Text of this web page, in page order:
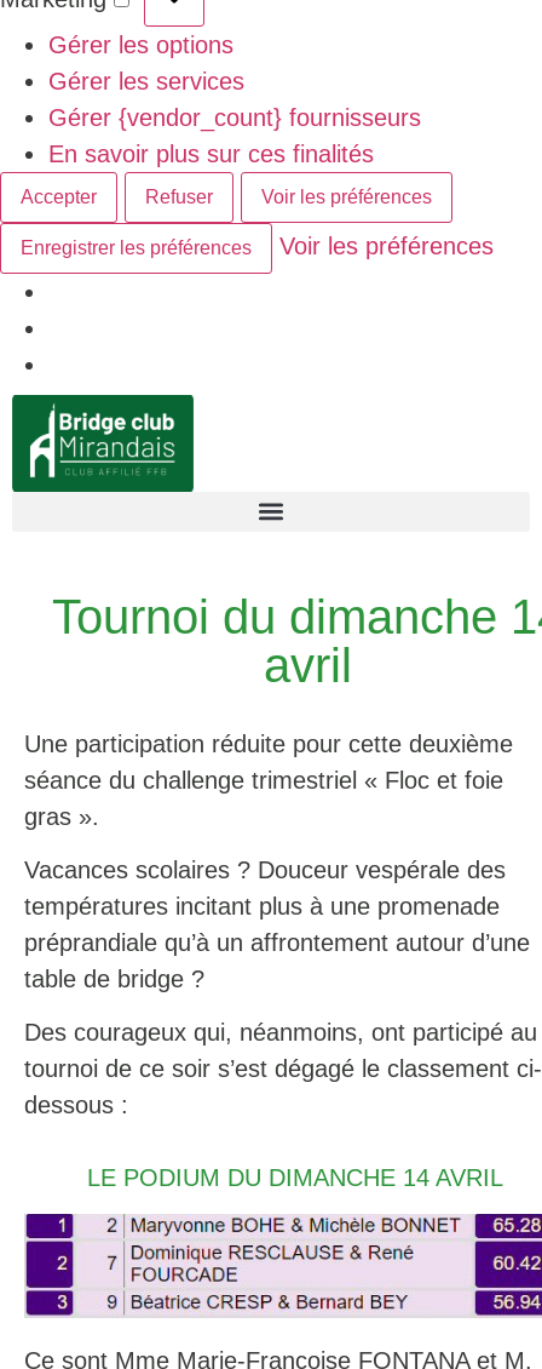
Gérer les options
Gérer les services
Gérer {vendor_count} fournisseurs
En savoir plus sur ces finalités
Accepter Refuser Voir les préférences
Enregistrer les préférences Voir les préférences
Tournoi du dimanche
avril
Une participation réduite pour cette deuxième
séance du challenge trimestriel « Floc et foie
gras ».
Vacances scolaires ? Douceur vespérale des
températures incitant plus à une promenade
préprandiale qu’à un affrontement autour d’une
table de bridge ?
Des courageux qui, néanmoins, ont participé au
tournoi de ce soir s’est dégagé le classement ci-
dessous :
LE PODIUM DU DIMANCHE 14 AVRIL
Ce sont Mme Marie-Françoise FONTANA et M.